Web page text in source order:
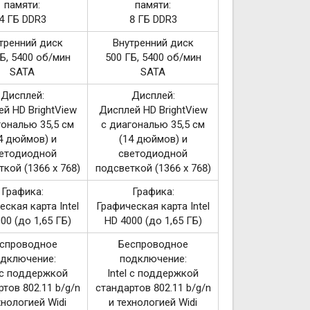
памяти:
ГБ DDR3
памяти:
8 ГБ DDR3
диск
5400 об/мин
SATA
Внутренний диск
500 ГБ, 5400 об/мин
SATA
Дисплей:
HD BrightView
35,5 см
дюймов) и
(1366 x 768)
Дисплей:
Дисплей HD BrightView
с диагональю 35,5 см
(14 дюймов) и
светодиодной
подсветкой (1366 x 768)
Графика:
карта Intel
(до 1,65 ГБ)
Графика:
Графическая карта Intel
HD 4000 (до 1,65 ГБ)
поддержкой
802.11 b/g/n
Widi
Беспроводное
подключение:
Intel с поддержкой
стандартов 802.11 b/g/n
и технологией Widi